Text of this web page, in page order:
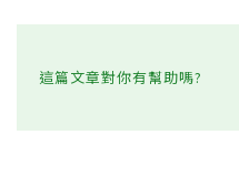
這篇文章對你有幫助嗎?